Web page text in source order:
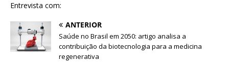
Entrevista com:
ANTERIOR
Saúde no Brasil em 2050: artigo analisa a
contribuição da biotecnologia para a medicina
regenerativa